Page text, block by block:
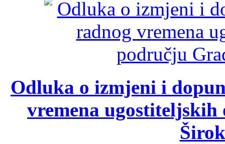
Odluka o izmjeni i
vremena